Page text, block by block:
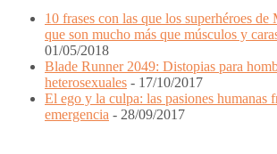
10 frases con las que los superhéroes de
que son mucho más que músculos y
01/05/2018
Blade Runner 2049: Distopias para
heterosexuales - 17/10/2017
El ego y la culpa: las pasiones humanas
emergencia - 28/09/2017